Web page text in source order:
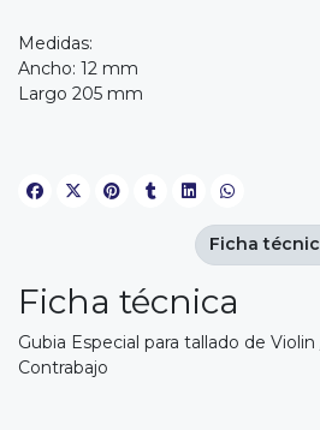
Medidas:
Ancho: 12 mm
Largo 205 mm
Ficha técnica
Gubia Especial para tallado de
Contrabajo
Ficha